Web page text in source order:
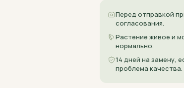
Перед отправкой
согласования.
Растение живое и
нормально.
14 дней на замену,
проблема качества.